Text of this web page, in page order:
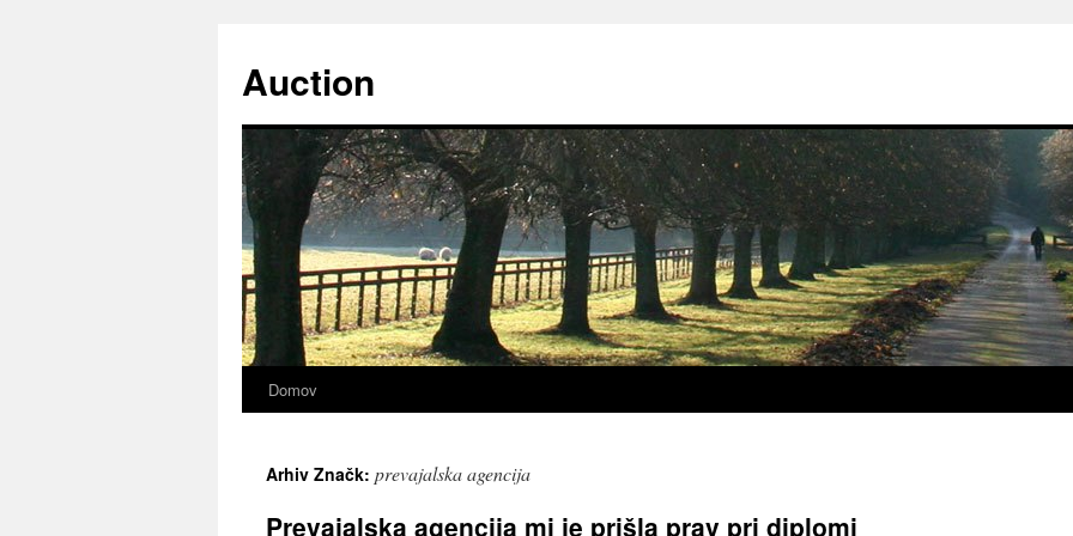
vsebino
Auction
Domov
Arhiv Značk: prevajalska agencija
Prevajalska agencija mi je prišla prav pri diplomi